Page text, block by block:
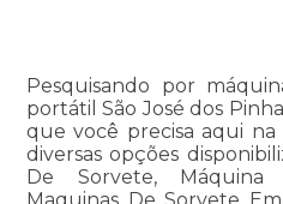
Pesquisando por
portátil São José dos
que você precisa aqui na
diversas opções
De Sorvete, Máquina